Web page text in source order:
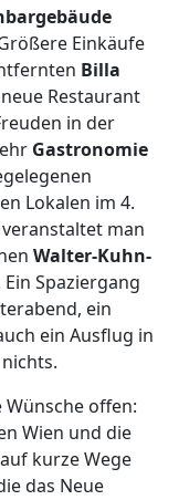
Einkäufe
Billa
Restaurant
in der
Gastronomie
Lokalen im 4.
man
Walter-Kuhn-
Ein Spaziergang
ein
ein Ausflug in
offen:
Wien und die
kurze Wege
das Neue